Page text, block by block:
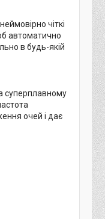
чіткі
автоматично
в будь-якій
суперплавному
очей і дає